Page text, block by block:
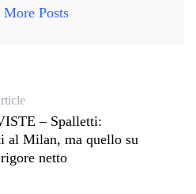
Posts
– Spalletti:
al Milan, ma quello su
netto